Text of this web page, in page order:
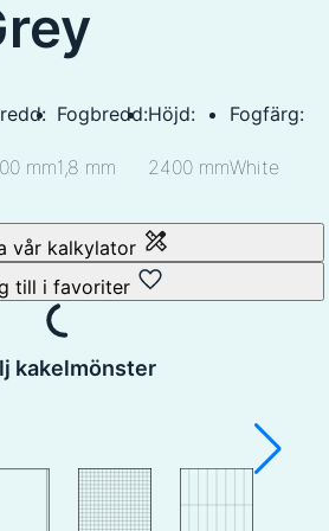
kakelmönster
mm
Fogbredd:
1,8 mm
Höjd:
2400 mm
Fogfärg:
White
vår kalkylator
till i favoriter